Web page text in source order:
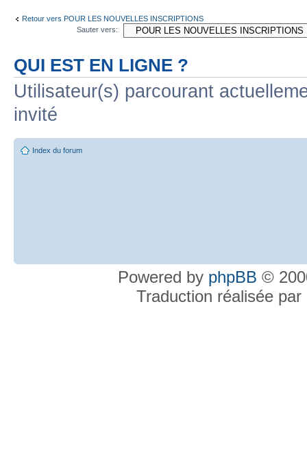
Retour vers POUR LES NOUVELLES INSCRIPTIONS
Sauter vers:
QUI EST EN LIGNE ?
Utilisateur(s) parcourant
invité
Index du forum
Powered by phpBB ©
Traduction réalisée par